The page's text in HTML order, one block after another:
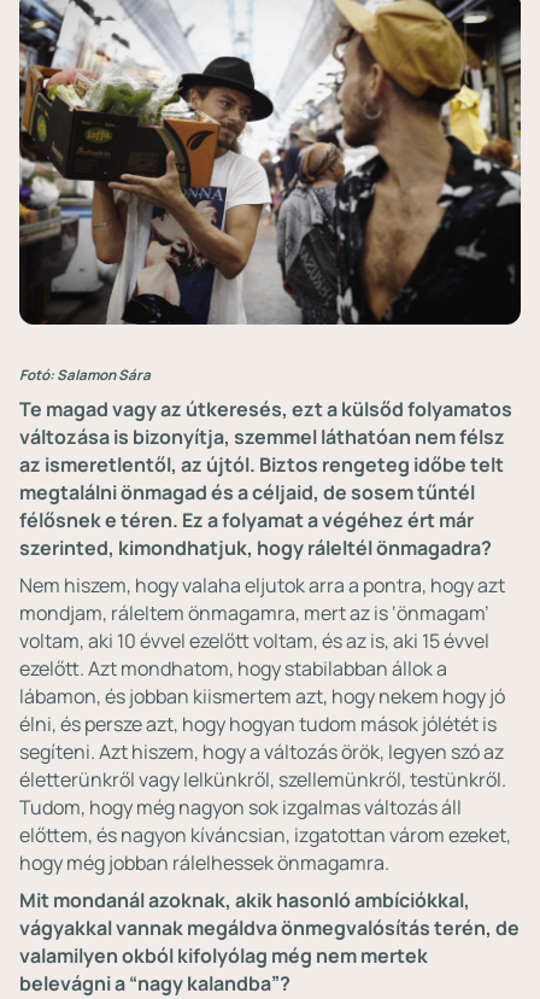
Fotó: Salamon Sára
Te magad vagy az útkeresés, ezt a külsőd folyamatos
változása is bizonyítja, szemmel láthatóan nem félsz
az ismeretlentől, az újtól. Biztos rengeteg időbe telt
megtalálni önmagad és a céljaid, de sosem tűntél
félősnek e téren. Ez a folyamat a végéhez ért már
szerinted, kimondhatjuk, hogy ráleltél önmagadra?
Nem hiszem, hogy valaha eljutok arra a pontra, hogy azt
mondjam, ráleltem önmagamra, mert az is ‘önmagam’
voltam, aki 10 évvel ezelőtt voltam, és az is, aki 15 évvel
ezelőtt. Azt mondhatom, hogy stabilabban állok a
lábamon, és jobban kiismertem azt, hogy nekem hogy jó
élni, és persze azt, hogy hogyan tudom mások jólétét is
segíteni. Azt hiszem, hogy a változás örök, legyen szó az
életterünkről vagy lelkünkről, szellemünkről, testünkről.
Tudom, hogy még nagyon sok izgalmas változás áll
előttem, és nagyon kíváncsian, izgatottan várom ezeket,
hogy még jobban rálelhessek önmagamra.
Mit mondanál azoknak, akik hasonló ambíciókkal,
vágyakkal vannak megáldva önmegvalósítás terén, de
valamilyen okból kifolyólag még nem mertek
belevágni a “nagy kalandba”?